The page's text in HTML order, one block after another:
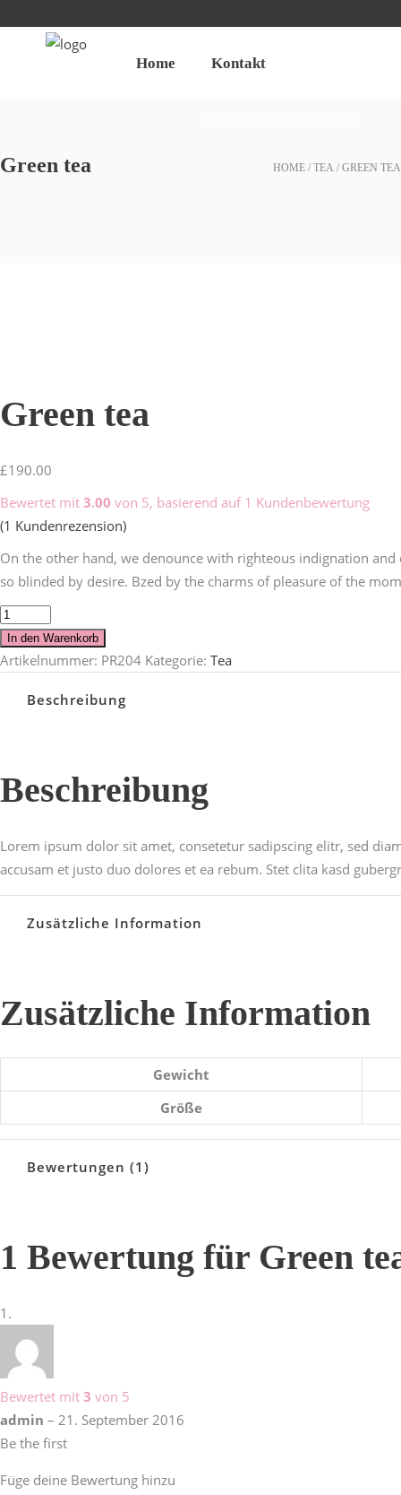
Home Kontakt
Green tea HOME TEA GREEN TEA
Green tea
£190.00
Bewertet mit 3.00 von 5, basierend auf 1 Kundenbewertung
(1 Kundenrezension)
On the other hand, we denounce with righteous indignation
so blinded by desire. Bzed by the charms of pleasure of the
In den Warenkorb
Artikelnummer: PR204 Kategorie: Tea
Beschreibung
Beschreibung
Lorem ipsum dolor sit amet, consetetur sadipscing elitr, sed
accusam et justo duo dolores et ea rebum. Stet clita kasd
Zusätzliche Information
Zusätzliche Information
Gewicht
Größe
Bewertungen (1)
1 Bewertung für Green
Bewertet mit 3 von 5
admin – 21. September 2016
Be the first
Füge deine Bewertung hinzu